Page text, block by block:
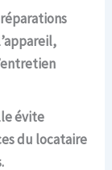
évite
du locataire